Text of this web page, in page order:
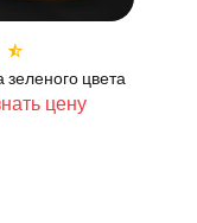
цвета
цену